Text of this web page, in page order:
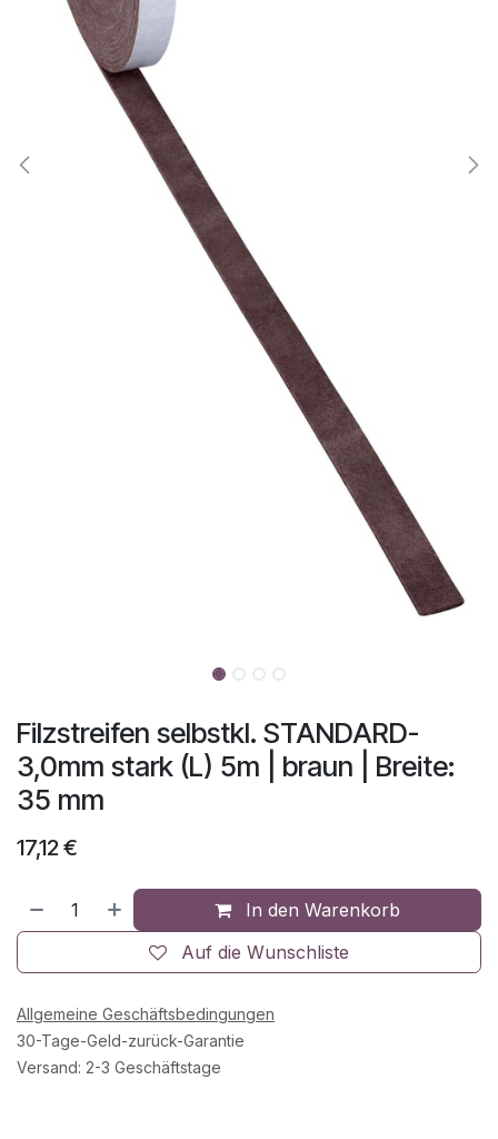
Filzstreifen selbstkl. STANDARD-
3,0mm stark (L) 5m | braun | Breite:
35 mm
17,12€
In den Warenkorb
Auf die Wunschliste
Allgemeine Geschäftsbedingungen
30-Tage-Geld-zurück-Garantie
Versand: 2-3 Geschäftstage